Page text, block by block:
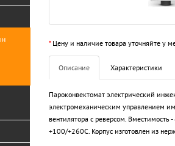
*Цену и наличие товара уточняйте у
Описание Характеристики
Пароконвектомат электрический
электромеханическим управлением
вентилятора с реверсом.
+100/+260С. Корпус изготовлен из